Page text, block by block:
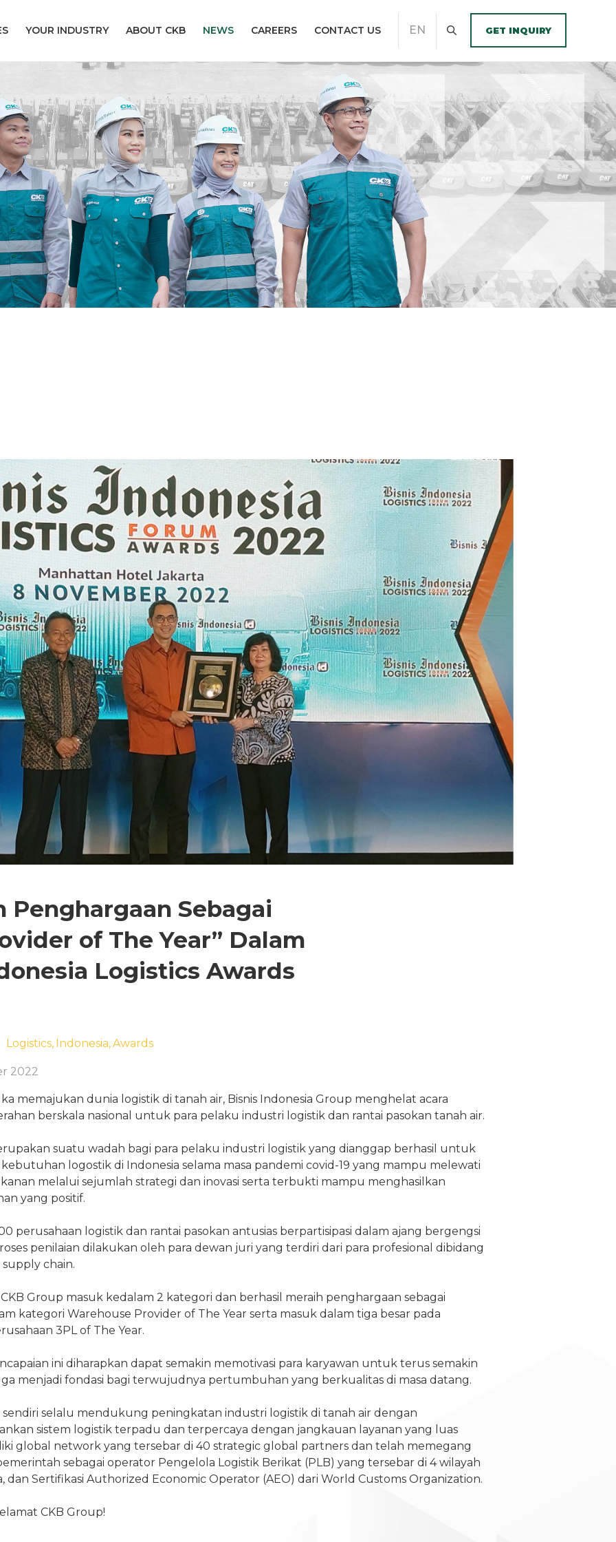
YOUR INDUSTRY ABOUT CKB NEWS CAREERS CONTACT US EN GET INQUIRY
Penghargaan Sebagai
of The Year” Dalam
Logistics Awards
Logistics, Indonesia,Awards
2022
memajukan dunia logistik di tanah air, Bisnis Indonesia Group menghelat acara
berskala nasional untuk para pelaku industri logistik dan rantai pasokan tanah air.
suatu wadah bagi para pelaku industri logistik yang dianggap berhasil untuk
logostik di Indonesia selama masa pandemi covid-19 yang mampu melewati
melalui sejumlah strategi dan inovasi serta terbukti mampu menghasilkan
yang positif.
perusahaan logistik dan rantai pasokan antusias berpartisipasi dalam ajang bergengsi
penilaian dilakukan oleh para dewan juri yang terdiri dari para profesional dibidang
chain.
CKB Group masuk kedalam 2 kategori dan berhasil meraih penghargaan sebagai
kategori Warehouse Provider of The Year serta masuk dalam tiga besar pada
3PL of The Year.
ini diharapkan dapat semakin memotivasi para karyawan untuk terus semakin
menjadi fondasi bagi terwujudnya pertumbuhan yang berkualitas di masa datang.
sendiri selalu mendukung peningkatan industri logistik di tanah air dengan
sistem logistik terpadu dan terpercaya dengan jangkauan layanan yang luas
global network yang tersebar di 40 strategic global partners dan telah memegang
sebagai operator Pengelola Logistik Berikat (PLB) yang tersebar di 4 wilayah
dan Sertifikasi Authorized Economic Operator (AEO) dari World Customs Organization.
CKB Group!